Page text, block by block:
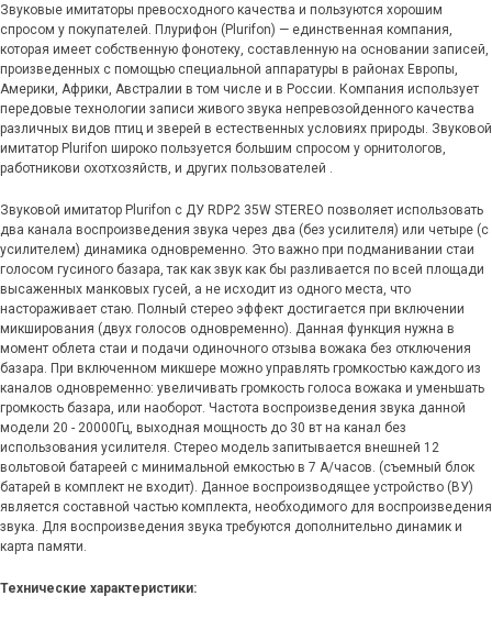
Звуковые имитаторы превосходного качества и пользуются хорошим
спросом у покупателей. Плурифон (Plurifon) — единственная компания,
которая имеет собственную фонотеку, составленную на основании записей,
произведенных с помощью специальной аппаратуры в районах Европы,
Америки, Африки, Австралии в том числе и в России. Компания использует
передовые технологии записи живого звука непревозойденного качества
различных видов птиц и зверей в естественных условиях природы. Звуковой
имитатор Plurifon широко пользуется большим спросом у орнитологов,
работникови охотхозяйств, и других пользователей .
Звуковой имитатор Plurifon с ДУ RDP2 35W STEREO позволяет использовать
два канала воспроизведения звука через два (без усилителя) или четыре (с
усилителем) динамика одновременно. Это важно при подманивании стаи
голосом гусиного базара, так как звук как бы разливается по всей площади
высаженных манковых гусей, а не исходит из одного места, что
настораживает стаю. Полный стерео эффект достигается при включении
микширования (двух голосов одновременно). Данная функция нужна в
момент облета стаи и подачи одиночного отзыва вожака без отключения
базара. При включенном микшере можно управлять громкостью каждого из
каналов одновременно: увеличивать громкость голоса вожака и уменьшать
громкость базара, или наоборот. Частота воспроизведения звука данной
модели 20 - 20000Гц, выходная мощность до 30 вт на канал без
использования усилителя. Стерео модель запитывается внешней 12
вольтовой батареей с минимальной емкостью в 7 А/часов. (съемный блок
батарей в комплект не входит). Данное воспроизводящее устройство (ВУ)
является составной частью комплекта, необходимого для воспроизведения
звука. Для воспроизведения звука требуются дополнительно динамик и
карта памяти.
Технические характеристики: